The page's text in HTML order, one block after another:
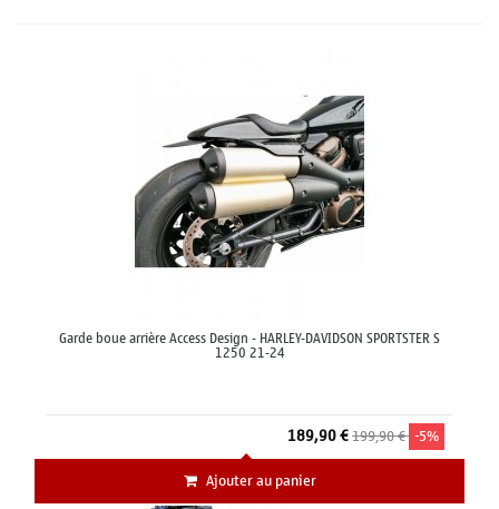
Garde boue arrière Access Design - HARLEY-DAVIDSON SPORTSTER S
1250 21-24
189,90 €199,90 € -5%
Ajouter au panier